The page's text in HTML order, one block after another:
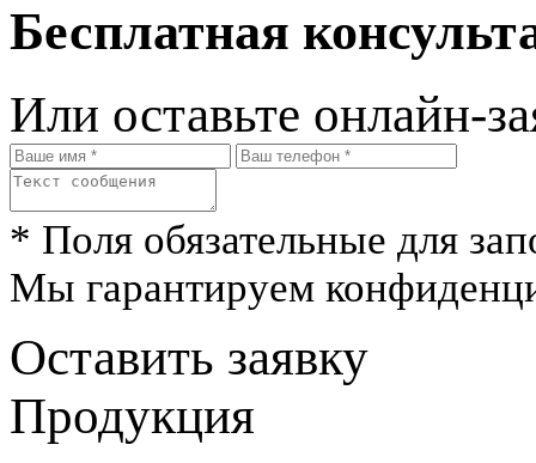
Бесплатная
Или оставьте онлайн-
* Поля обязательные для
Мы гарантируем
Оставить заявку
Продукция